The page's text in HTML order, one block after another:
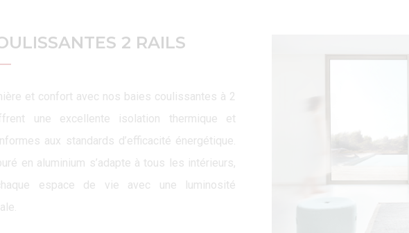
2 RAILS
et confort avec nos baies coulissantes à 2
une excellente isolation thermique et
aux standards d’efficacité énergétique.
en aluminium s’adapte à tous les intérieurs,
espace de vie avec une luminosité